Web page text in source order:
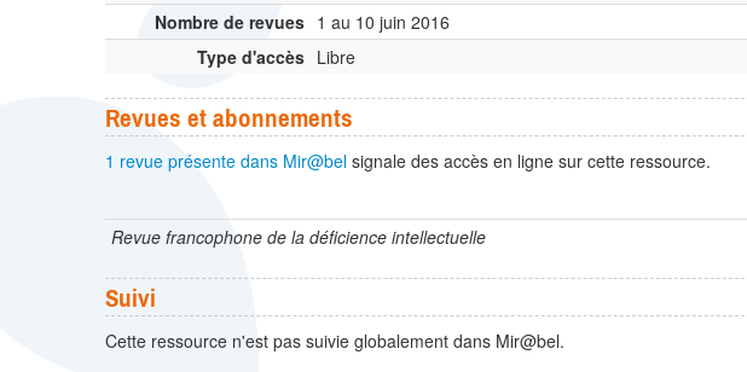
Nombre de revues 1 au 10 juin 2016
Type d'accès Libre
Revues et abonnements
1 revue présente dans Mir@bel signale des accès en ligne sur cette ressource.
Revue francophone de la déficience intellectuelle
Suivi
Cette ressource n'est pas suivie globalement dans Mir@bel.